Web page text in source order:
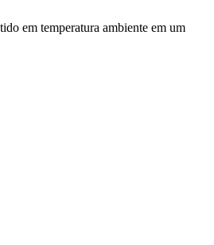
em temperatura ambiente em um